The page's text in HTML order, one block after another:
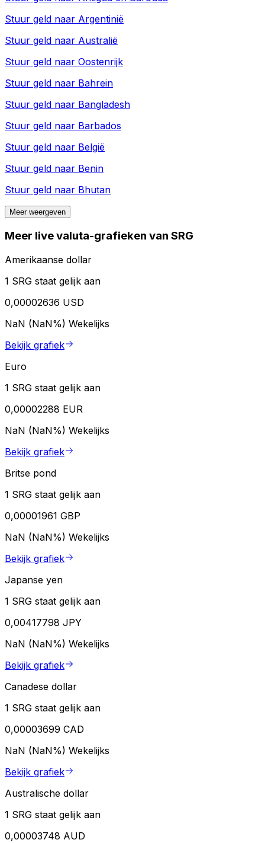
Stuur geld naar Argentinië
Stuur geld naar Australië
Stuur geld naar Oostenrijk
Stuur geld naar Bahrein
Stuur geld naar Bangladesh
Stuur geld naar Barbados
Stuur geld naar België
Stuur geld naar Benin
Stuur geld naar Bhutan
Meer weergeven
Meer live valuta-grafieken van SRG
Amerikaanse dollar
1 SRG staat gelijk aan
0,00002636 USD
NaN (NaN%) Wekelijks
Bekijk grafiek
Euro
1 SRG staat gelijk aan
0,00002288 EUR
NaN (NaN%) Wekelijks
Bekijk grafiek
Britse pond
1 SRG staat gelijk aan
0,00001961 GBP
NaN (NaN%) Wekelijks
Bekijk grafiek
Japanse yen
1 SRG staat gelijk aan
0,00417798 JPY
NaN (NaN%) Wekelijks
Bekijk grafiek
Canadese dollar
1 SRG staat gelijk aan
0,00003699 CAD
NaN (NaN%) Wekelijks
Bekijk grafiek
Australische dollar
1 SRG staat gelijk aan
0,00003748 AUD